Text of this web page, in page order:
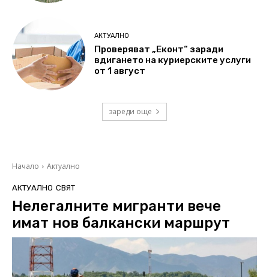
АКТУАЛНО
Проверяват „Еконт“ заради
вдигането на куриерските услуги
от 1 август
зареди още